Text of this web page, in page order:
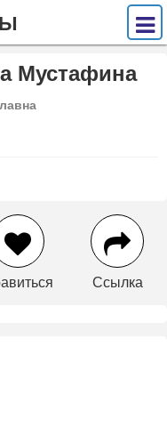
Мустафина
Ссылка